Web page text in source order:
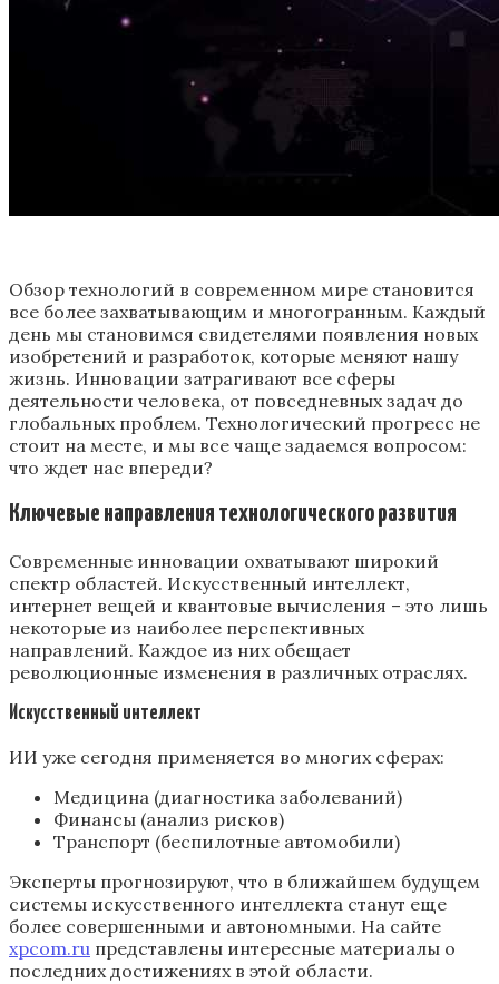
Обзор технологий в современном мире становится
все более захватывающим и многогранным. Каждый
день мы становимся свидетелями появления новых
изобретений и разработок, которые меняют нашу
жизнь. Инновации затрагивают все сферы
деятельности человека, от повседневных задач до
глобальных проблем. Технологический прогресс не
стоит на месте, и мы все чаще задаемся вопросом:
что ждет нас впереди?
Ключевые направления технологического развития
Современные инновации охватывают широкий
спектр областей. Искусственный интеллект,
интернет вещей и квантовые вычисления – это лишь
некоторые из наиболее перспективных
направлений. Каждое из них обещает
революционные изменения в различных отраслях.
Искусственный интеллект
ИИ уже сегодня применяется во многих сферах:
Медицина (диагностика заболеваний)
Финансы (анализ рисков)
Транспорт (беспилотные автомобили)
Эксперты прогнозируют, что в ближайшем будущем
системы искусственного интеллекта станут еще
более совершенными и автономными. На сайте
xpcom.ru представлены интересные материалы о
последних достижениях в этой области.